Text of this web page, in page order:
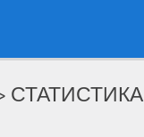
СТАТИСТИКА